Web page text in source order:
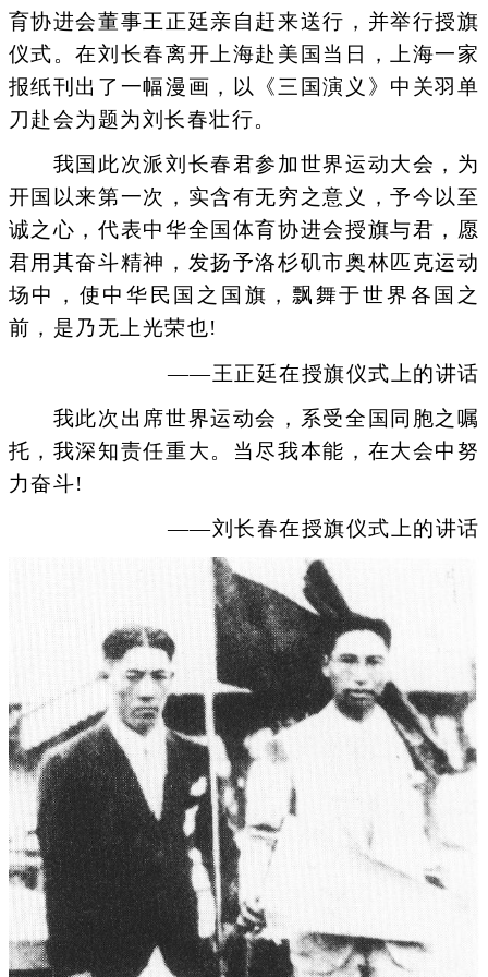
育协进会董事王正廷亲自赶来送行，并举行授旗
仪式。在刘长春离开上海赴美国当日，上海一家
报纸刊出了一幅漫画，以《三国演义》中关羽单
刀赴会为题为刘长春壮行。
我国此次派刘长春君参加世界运动大会，为
开国以来第一次，实含有无穷之意义，予今以至
诚之心，代表中华全国体育协进会授旗与君，愿
君用其奋斗精神，发扬予洛杉矶市奥林匹克运动
场中，使中华民国之国旗，飘舞于世界各国之
前，是乃无上光荣也!
——王正廷在授旗仪式上的讲话
我此次出席世界运动会，系受全国同胞之嘱
托，我深知责任重大。当尽我本能，在大会中努
力奋斗!
——刘长春在授旗仪式上的讲话